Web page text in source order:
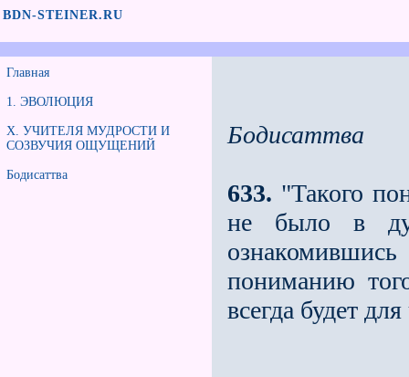
BDN-STEINER.RU
Главная
1. ЭВОЛЮЦИЯ
X. УЧИТЕЛЯ МУДРОСТИ И
СОЗВУЧИЯ ОЩУЩЕНИЙ
Бодисаттва
Бодисаттва
633. "Такого
не было в
пониманию
всегда будет